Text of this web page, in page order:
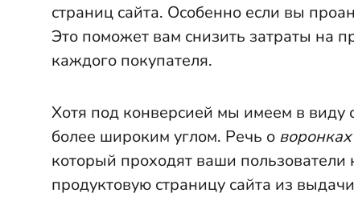
страниц сайта. Особенно если вы
Это поможет вам снизить затраты на
каждого покупателя.
Хотя под конверсией мы имеем в виду
более широким углом. Речь о воронках
который проходят ваши
продуктовую страницу сайта из